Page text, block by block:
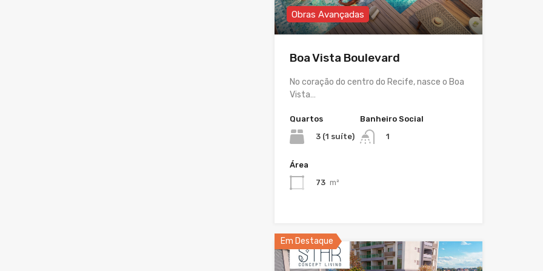
Obras Avançadas
Boa Vista Boulevard
No coração do centro do Recife, nasce o Boa
Vista…
Quartos
3 (1 suíte)
Banheiro Social
1
Área
73 m²
Em Destaque